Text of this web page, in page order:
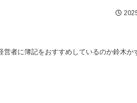
営者に簿記をおすすめしているのか鈴木か